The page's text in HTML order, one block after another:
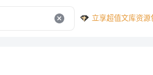
立享超值文库资源